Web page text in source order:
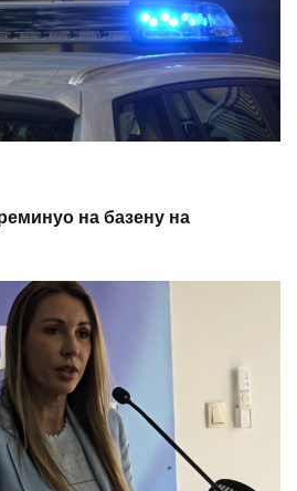
на базену на